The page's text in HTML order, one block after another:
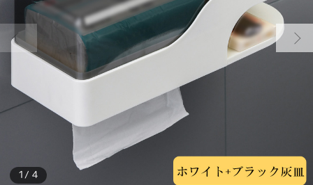
1/ 4